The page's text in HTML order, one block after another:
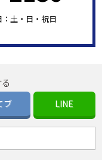
土・日・祝日
ブ LINE